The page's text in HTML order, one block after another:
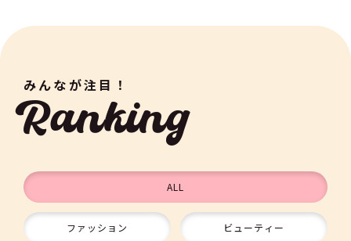
みんなが注目！
Ranking
ALL
ファッション ビューティー